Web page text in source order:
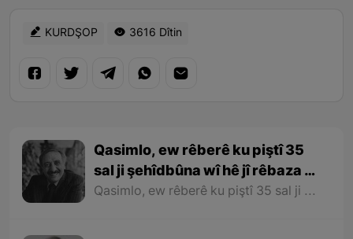
KURDŞOP 3616 Dîtin
Qasimlo, ew rêberê ku piştî 35
sal ji şehîdbûna wî hê jî rêbaza wî
her zîndî ye
Qasimlo, ew rêberê ku piştî 35 sal ji şehîdbûna wî hê jî rêbaza wî her zîndî ye